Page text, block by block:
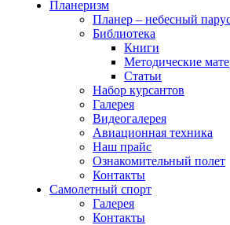
Планеризм
Планер – небесный
Библиотека
Книги
Методические
Статьи
Набор курсантов
Галерея
Видеогалерея
Авиационная техника
Наш прайс
Ознакомительный полет
Контакты
Самолетный спорт
Галерея
Контакты